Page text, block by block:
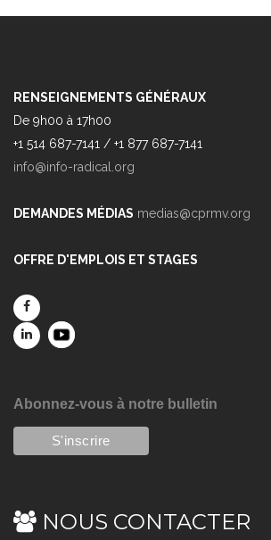
RENSEIGNEMENTS GÉNÉRAUX
De 9h00 à 17h00
+1 514 687-7141 / +1 877 687-7141
info@info-radical.org
DEMANDES MÉDIAS medias@cprmv.org
OFFRE D'EMPLOIS ET STAGES
Abonnez-vous à notre bulletin
NOUS CONTACTER